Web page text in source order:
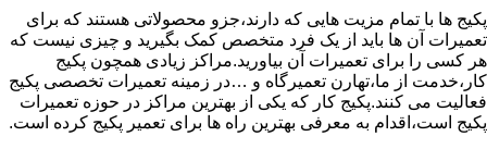
پکیج ها با تمام مزیت هایی که دارند،جزو محصولاتی هستند که برای
تعمیرات آن ها باید از یک فرد متخصص کمک بگیرید و چیزی نیست که
هر کسی را برای تعمیرات آن بیاورید.مراکز زیادی همچون پکیج
کار،خدمت از ما،تهارن تعمیرگاه و …در زمینه تعمیرات تخصصی پکیج
فعالیت می کنند.پکیج کار که یکی از بهترین مراکز در حوزه تعمیرات
پکیج است،اقدام به معرفی بهترین راه ها برای تعمیر پکیج کرده است.